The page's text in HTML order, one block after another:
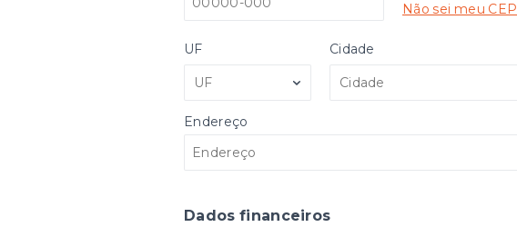
Não sei meu CEP
UF
UF
Cidade
Cidade
Endereço
Dados financeiros